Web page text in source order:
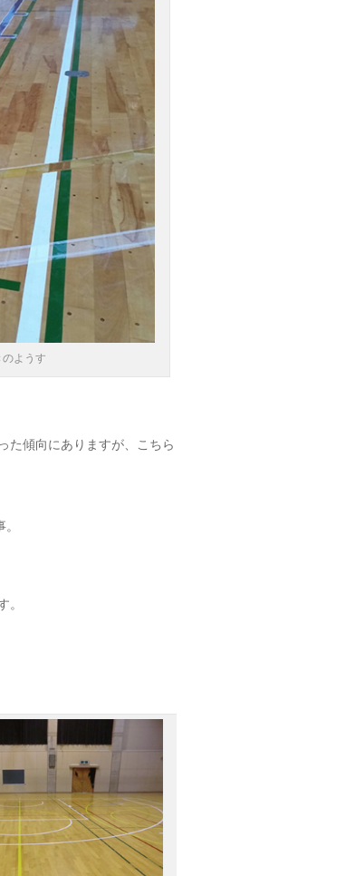
ようす
た傾向にありますが、こちら
。